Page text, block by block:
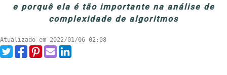
e porquê ela é tão importante na análise de
complexidade de algoritmos
Atualizado em 2022/01/06 02:08